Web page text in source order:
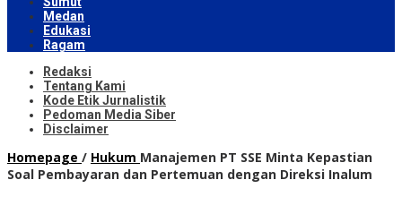
Medan
Edukasi
Ragam
Redaksi
Tentang Kami
Kode Etik Jurnalistik
Pedoman Media Siber
Disclaimer
Homepage / Hukum Manajemen PT SSE Minta Kepastian
Soal Pembayaran dan Pertemuan dengan Direksi Inalum